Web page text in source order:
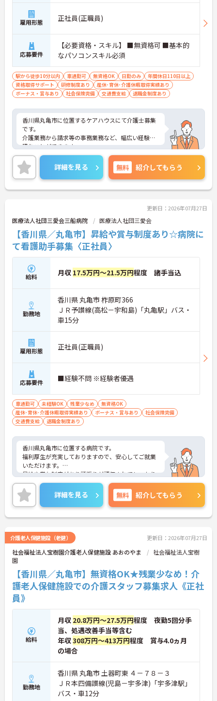
雇用形態 正社員(正職員)
応募要件
【必要資格・スキル】 ■無資格可 ■基本的
なパソコンスキル必須
駅から徒歩10分以内 車通勤可 無資格OK 日勤のみ
年間休日110日以上
資格取得サポート
研修制度あり
産休･育休･介護休暇取得実績あり
ボーナス・賞与あり
社会保険完備 交通費支給 退職金制度あり
香川県丸亀市に位置するケアハウスにて介護士募集
です。
介護業務から請求等の事務業務など、幅広い経験を
積むことができます。
退職金制度や昇給・賞与制度など福利厚生面も充実
しており、長く働きやすい環境です。
ご興味のある方には、面接対策ポイントなど、さら
に詳細をお話いたしますので、お気軽にご相談くだ
さい。
詳細を見る 無料 紹介してもらう
更新日：2026年07月27日
医療法人社団三愛会三船病院 医療法人社団三愛会
【香川県／丸亀市】昇給や賞与制度あり☆病院に
て看護助手募集〈正社員〉
給料 月収 17.5万円～21.5万円程度 諸手当込
勤務地
香川県 丸亀市 柞原町366
ＪＲ予讃線(高松－宇和島)「丸亀駅」バス・
車15分
雇用形態 正社員(正職員)
応募要件 ■経験不問 ※経験者優遇
車通勤可 未経験OK 残業少なめ
無資格OK
産休･育休･介護休暇取得実績あり
ボーナス・賞与あり
社会保険完備
交通費支給
退職金制度あり
香川県丸亀市に位置する病院です。
福利厚生が充実しておりますので、安心してご就業
いただけます。
昇給や賞与制度があり頑張りが評価されてしっかり
と職員に還元されます。
ご興味のある方には、面接対策ポイントなど、さら
に詳細をお話しいたしますのでお気軽にご相談くだ
さい！
詳細を見る 無料 紹介してもらう
介護老人保健施設（老健） 更新日：2026年07月27日
社会福祉法人宝樹園介護老人保健施設 あおのやま
社会福祉法人宝樹
園
【香川県／丸亀市】無資格OK★残業少なめ！介
護老人保健施設での介護スタッフ募集求人《正社
員》
給料
月収 20.8万円～27.5万円程度 夜勤5回分手
当、処遇改善手当等含む
年収308万円～413万円程度 賞与4.0ヵ月
の場合
勤務地
香川県 丸亀市 土器町東 ４－７８－３
ＪＲ本四備讃線(児島－宇多津)「宇多津駅」
バス・車12分